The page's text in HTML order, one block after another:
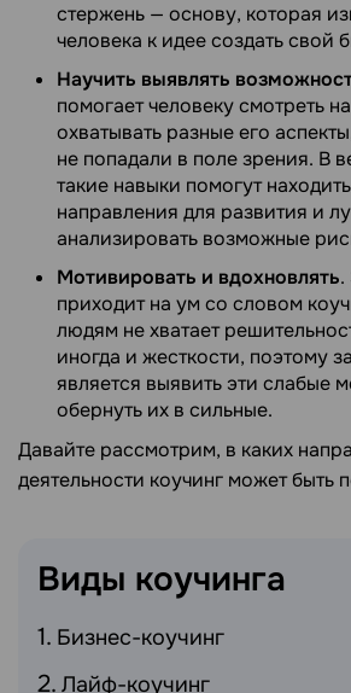
стержень — основу, которая
человека к идее создать свой
Научить выявлять
помогает человеку смотреть
охватывать разные его
не попадали в поле зрения. В
такие навыки помогут
направления для развития и
анализировать возможные
Мотивировать и вдохновлять.
приходит на ум со словом
людям не хватает
иногда и жесткости, поэтому
является выявить эти слабые
обернуть их в сильные.
Давайте рассмотрим, в каких
деятельности коучинг может быть
Виды коучинга
Бизнес-коучинг
Лайф-коучинг